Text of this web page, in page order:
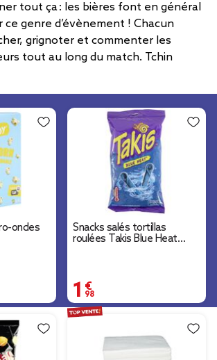
tout ça : les bières font en général
ce genre d’évènement ! Chacun
grignoter et commenter les
tout au long du match. Tchin
ondes
Snacks salés tortillas
roulées Takis Blue Heat
1,98 €